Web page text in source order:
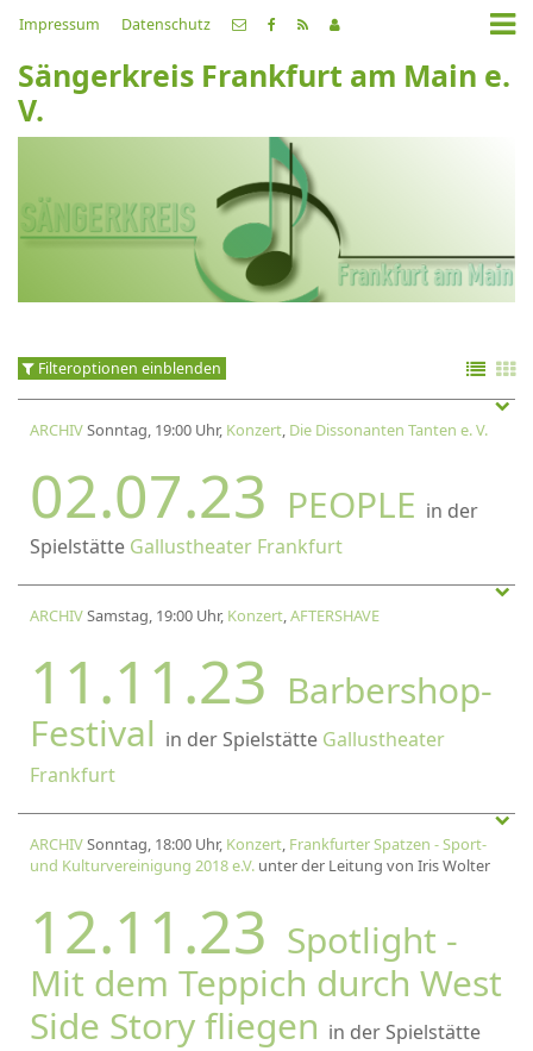
Impressum Datenschutz
Sängerkreis Frankfurt am Main e.
V.
Filteroptionen einblenden
ARCHIVSonntag, 19:00 Uhr, Konzert, Die Dissonanten Tanten e. V.
02.07.23 PEOPLE in der
Spielstätte Gallustheater Frankfurt
ARCHIVSamstag, 19:00 Uhr, Konzert,AFTERSHAVE
11.11.23 Barbershop-
Festival in der Spielstätte Gallustheater
Frankfurt
ARCHIVSonntag, 18:00 Uhr, Konzert, Frankfurter Spatzen - Sport-
und Kulturvereinigung 2018 e.V. unter der Leitung von Iris Wolter
12.11.23 Spotlight -
Mit dem Teppich durch West
Side Story fliegen in der Spielstätte